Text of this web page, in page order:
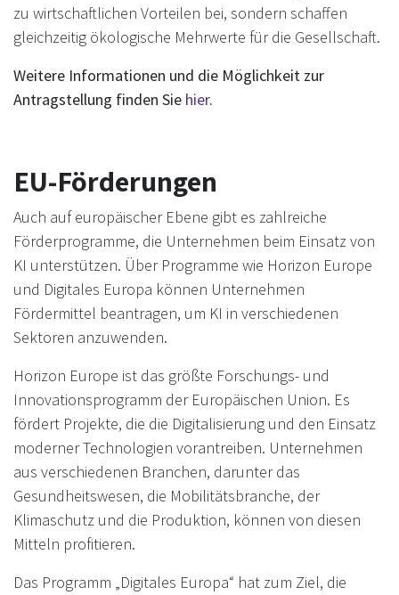
zu wirtschaftlichen Vorteilen bei, sondern schaffen
gleichzeitig ökologische Mehrwerte für die Gesellschaft.
Weitere Informationen und die Möglichkeit zur
Antragstellung finden Sie hier.
EU-Förderungen
Auch auf europäischer Ebene gibt es zahlreiche
Förderprogramme, die Unternehmen beim Einsatz von
KI unterstützen. Über Programme wie Horizon Europe
und Digitales Europa können Unternehmen
Fördermittel beantragen, um KI in verschiedenen
Sektoren anzuwenden.
Horizon Europe ist das größte Forschungs- und
Innovationsprogramm der Europäischen Union. Es
fördert Projekte, die die Digitalisierung und den Einsatz
moderner Technologien vorantreiben. Unternehmen
aus verschiedenen Branchen, darunter das
Gesundheitswesen, die Mobilitätsbranche, der
Klimaschutz und die Produktion, können von diesen
Mitteln profitieren.
Das Programm „Digitales Europa“ hat zum Ziel, die